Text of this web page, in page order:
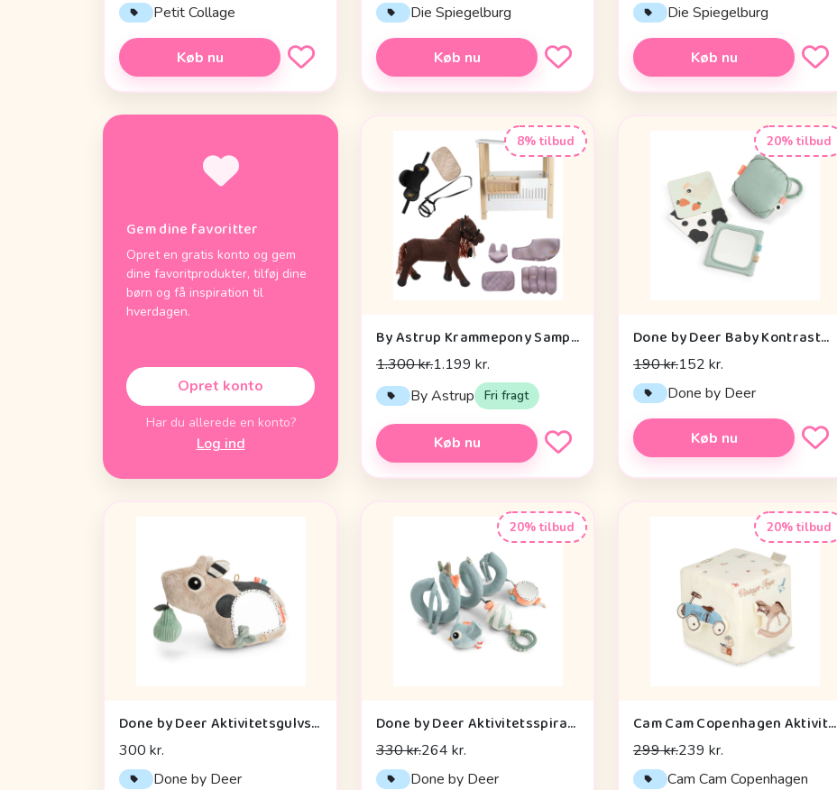
Petit Collage
Køb nu
Die Spiegelburg
Køb nu
Die Spiegelburg
Køb nu
Gem dine favoritter
Opret en gratis konto og gem
dine favoritprodukter, tilføj dine
børn og få inspiration til
hverdagen.
Opret konto
Har du allerede en konto?
Log ind
8% tilbud
By Astrup Krammepony Sampak - Pixie - Bundle 2
1.300 kr.1.199 kr.
By Astrup Fri fragt
Køb nu
20% tilbud
Done by Deer Baby Kontrastkortholder - Tiny Farm - Grøn
190 kr.152 kr.
Done by Deer
Køb nu
Done by Deer Aktivitetsgulvspejl - Dotti - Sand
300 kr.
Done by Deer
20% tilbud
Done by Deer Aktivitetsspiral - Celebration - Blå
330 kr.264 kr.
Done by Deer
20% tilbud
Cam Cam Copenhagen Aktivitetsterning - OCS - Vintage Toys
299 kr.239 kr.
Cam Cam Copenhagen